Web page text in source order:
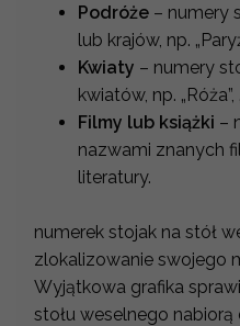
Podróże – numery
lub krajów, np.
Kwiaty – numery
kwiatów, np. „Róża”,
Filmy lub książki –
nazwami znanych
literatury.
numerek stojak na stół
zlokalizowanie swojego
Wyjątkowa grafika
stołu weselnego